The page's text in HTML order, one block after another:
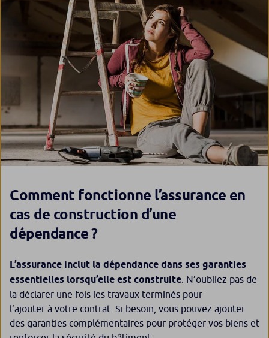
Comment fonctionne l’assurance en
cas de construction d’une
dépendance ?
L’assurance inclut la dépendance dans ses garanties
essentielles lorsqu’elle est construite . N’oubliez pas de
la déclarer une fois les travaux terminés pour
l’ajouter à votre contrat. Si besoin, vous pouvez ajouter
des garanties complémentaires pour protéger vos biens et